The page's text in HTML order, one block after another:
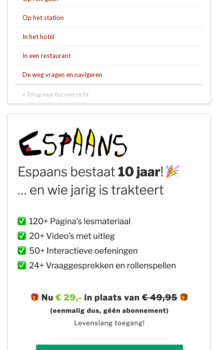
Op het station
In het hotel
In een restaurant
De weg vragen en navigeren
« Terug naar het overzicht